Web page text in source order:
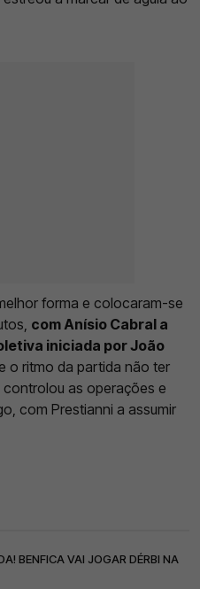
forma e colocaram-se
com Anísio Cabral a
iniciada por João
o ritmo da partida não ter
as operações e
com Prestianni a assumir
BENFICA VAI JOGAR DÉRBI NA